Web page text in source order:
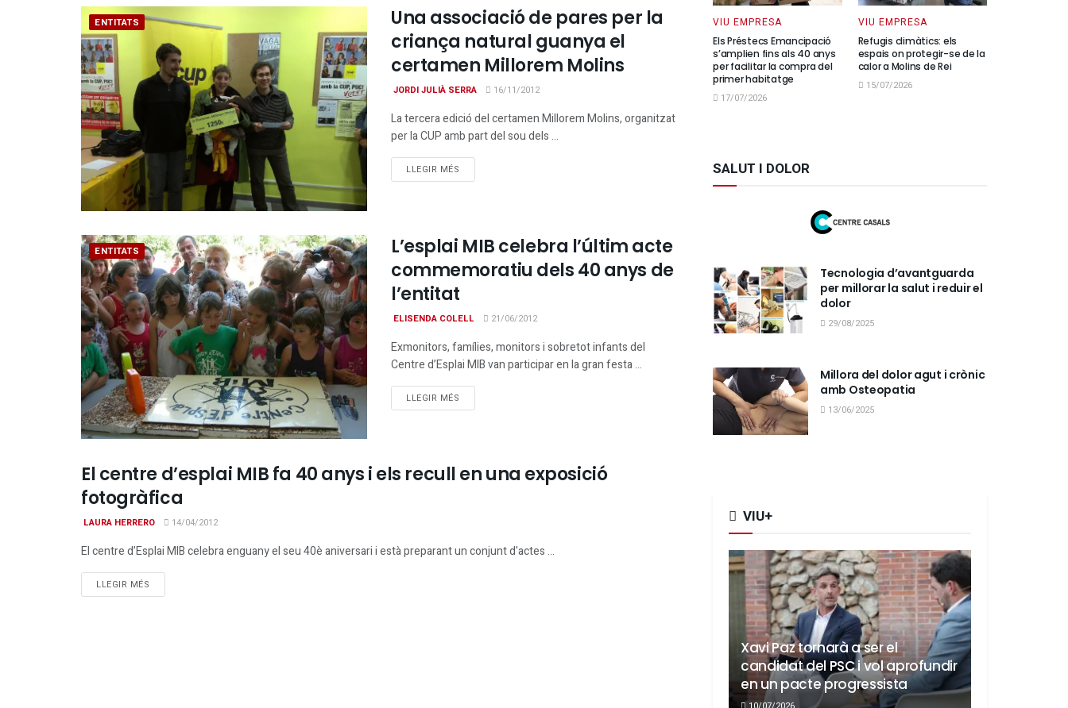
ENTITATS
Una associació de pares per la
criança natural guanya el
certamen Millorem Molins
JORDI JULIÀ SERRA 16/11/2012
La tercera edició del certamen Millorem Molins, organitzat
per la CUP amb part del sou dels ...
LLEGIR MÉS
ENTITATS
L’esplai MIB celebra l’últim acte
commemoratiu dels 40 anys de
l’entitat
ELISENDA COLELL 21/06/2012
Exmonitors, famílies, monitors i sobretot infants del
Centre d’Esplai MIB van participar en la gran festa ...
LLEGIR MÉS
ENTITATS
El centre d’esplai MIB fa 40 anys i els recull en una exposició
fotogràfica
LAURA HERRERO 14/04/2012
El centre d’Esplai MIB celebra enguany el seu 40è aniversari i està preparant un conjunt d'actes ...
LLEGIR MÉS
VIU EMPRESA
Els Préstecs Emancipació
s’amplien fins als 40 anys
per facilitar la compra del
primer habitatge
17/07/2026
VIU EMPRESA
Refugis climàtics: els
espais on protegir-se de la
calor a Molins de Rei
15/07/2026
SALUT I DOLOR
Tecnologia d’avantguarda
per millorar la salut i reduir el
dolor
29/08/2025
Millora del dolor agut i crònic
amb Osteopatia
13/06/2025
VIU+
Xavi Paz tornarà a ser el
candidat del PSC i vol aprofundir
en un pacte progressista